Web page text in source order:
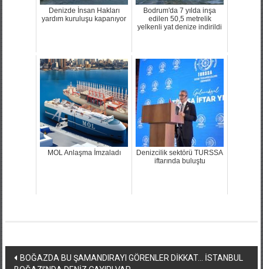
Denizde İnsan Hakları
yardım kuruluşu kapanıyor
Bodrum'da 7 yılda inşa
edilen 50,5 metrelik
yelkenli yat denize indirildi
MOL Anlaşma İmzaladı
Denizcilik sektörü TURSSA
iftarında buluştu
Yazı
BOĞAZDA BU ŞAMANDIRAYI GÖRENLER DİKKAT… İSTANBUL